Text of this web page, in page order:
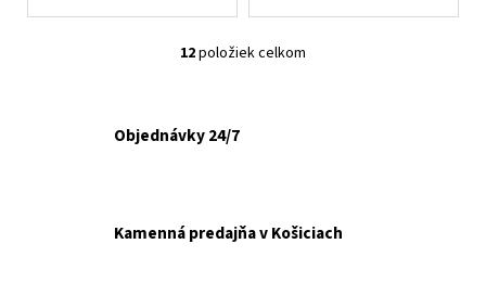
O
i
12položiek celkom
Objednávky 24/7
Kamenná predajňa v Košiciach